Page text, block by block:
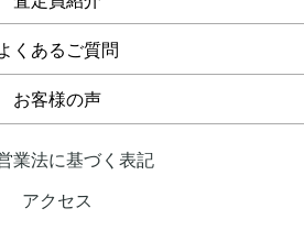
くあるご質問
お客様の声
業法に基づく表記
アクセス